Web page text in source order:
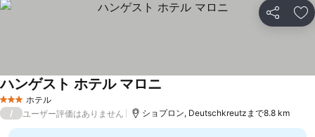
シェア お
3 ホテルのランク
ホテル
ハンゲスト ホテル マロニ
/ ユーザー評価はありません ショプロン, Deutschkreutzまで8.8 km